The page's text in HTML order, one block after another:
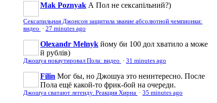
Mak Poznyak А Пол не сексапільний?)
Сексапильная Джонсон защитила звание абсолютной чемпионки:
видео · 27 minutes ago
Olexandr Melnyk йому би 100 дол хватило а може
й рублів)
Джошуа нокаутировал Пола: видео · 31 minutes ago
Filin Мог бы, но Джошуа это неинтересно. После
Пола ещё какой-то фрик-бой на очереди.
Джошуа сватают легенду. Реакция Хирна · 35 minutes ago